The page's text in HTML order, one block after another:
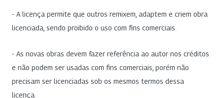
- A licença permite que outros remixem, adaptem e criem obra
licenciada, sendo proibido o uso com fins comerciais.
- As novas obras devem fazer referência ao autor nos créditos
e não podem ser usadas com fins comerciais, porém não
precisam ser licenciadas sob os mesmos termos dessa
licença.